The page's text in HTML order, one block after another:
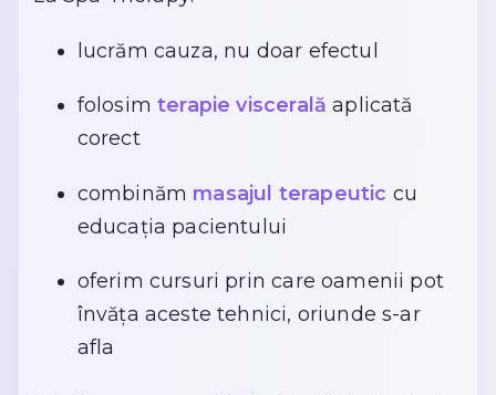
lucrăm cauza, nu doar efectul
folosimterapie viscerală aplicată
corect
combinăm masajul terapeutic cu
educația pacientului
oferim cursuri prin care oamenii pot
învăța aceste tehnici, oriunde s-ar
afla